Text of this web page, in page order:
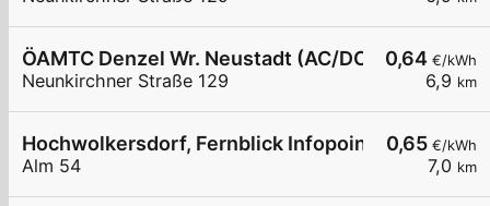
0,64 €/kWh
6,9 km
ÖAMTC Denzel Wr. Neustadt (AC/DC)
Neunkirchner Straße 129
0,65 €/kWh
7,0 km
Hochwolkersdorf, Fernblick Infopoint
Alm 54